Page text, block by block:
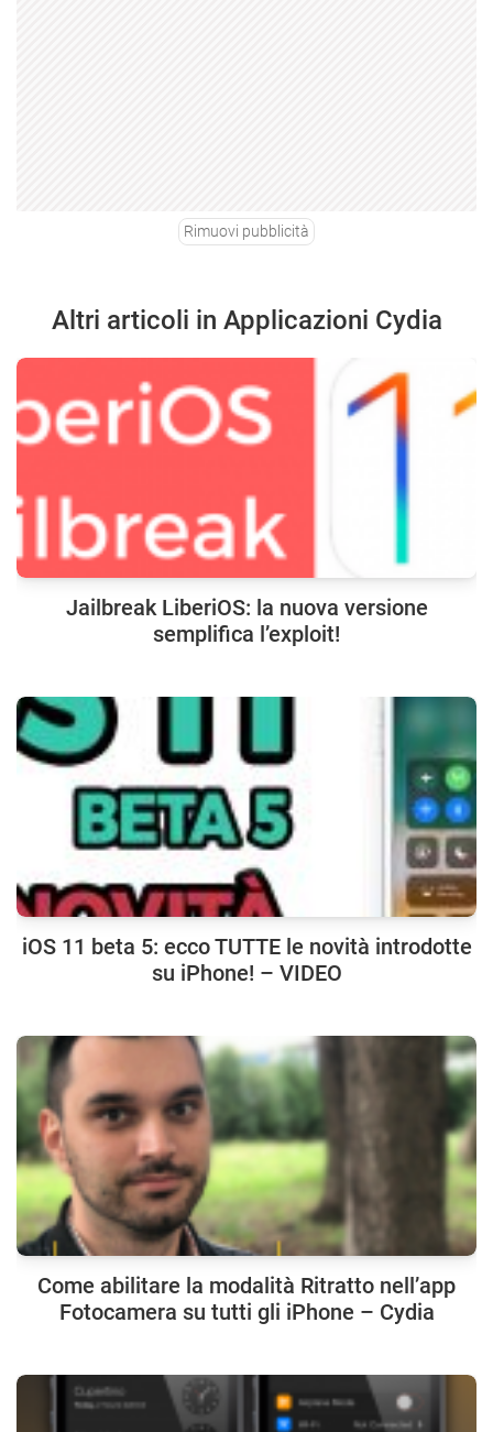
Rimuovi pubblicità
Altri articoli in Applicazioni Cydia
Jailbreak LiberiOS: la nuova versione
semplifica l’exploit!
iOS 11 beta 5: ecco TUTTE le novità introdotte
su iPhone! – VIDEO
Come abilitare la modalità Ritratto nell’app
Fotocamera su tutti gli iPhone – Cydia